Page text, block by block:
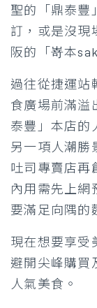
聖的「鼎泰豐
訂，或是沒現
阪的「嵜本
過往從捷運站
食廣場前滿溢
泰豐」本店的
另一項人潮勝
吐司專賣店再
內用需先上網
要滿足向隅的
現在想要享受
避開尖峰購買
人氣美食。